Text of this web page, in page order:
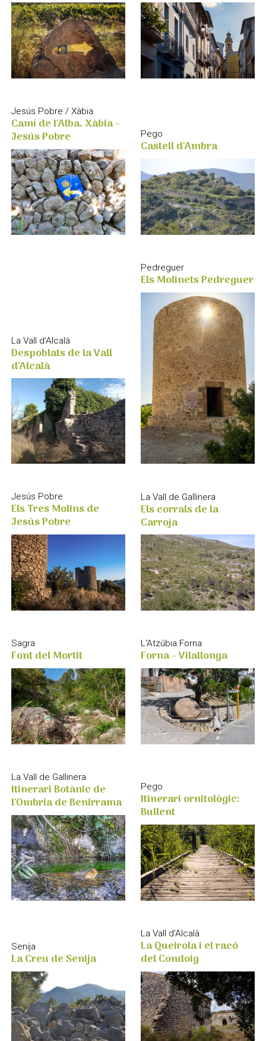
Jesús Pobre / Xàbia
Camí de l'Alba. Xàbia -
Jesús Pobre Pego
Castell d'Ambra
La Vall d’Alcalà
Despoblats de la Vall
d'Alcalà
Pedreguer
Els Molinets Pedreguer
Jesús Pobre
Els Tres Molins de
Jesús Pobre
La Vall de Gallinera
Els corrals de la
Carroja
Sagra
Font del Mortit
L'Atzúbia Forna
Forna - Vilallonga
La Vall de Gallinera
Itinerari Botànic de
l'Ombria de Benirrama
Pego
Itinerari ornitològic:
Bullent
Senija
La Creu de Senija
La Vall d’Alcalà
La Queirola i el racó
del Condoig